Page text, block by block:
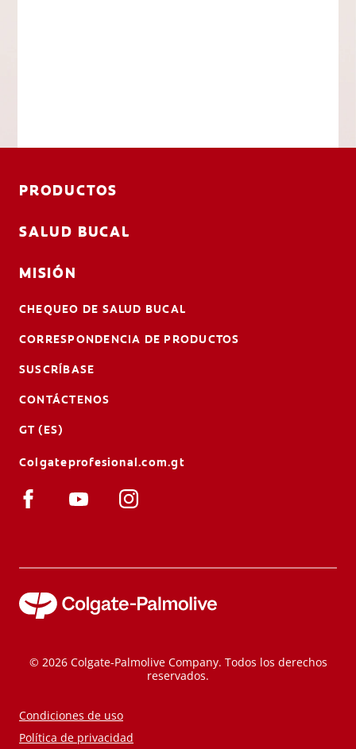
PRODUCTOS
SALUD BUCAL
MISIÓN
CHEQUEO DE SALUD BUCAL
CORRESPONDENCIA DE PRODUCTOS
SUSCRÍBASE
CONTÁCTENOS
GT (ES)
Colgateprofesional.com.gt
© 2026 Colgate-Palmolive Company. Todos los derechos
reservados.
Condiciones de uso
Política de privacidad